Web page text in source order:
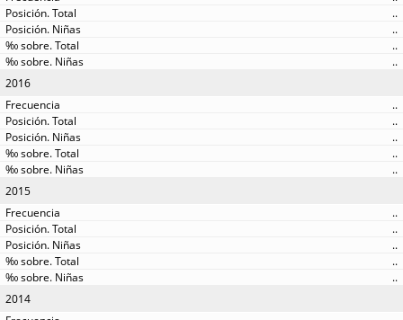
..
..
..
..
2016
..
..
..
..
..
2015
..
..
..
..
..
2014